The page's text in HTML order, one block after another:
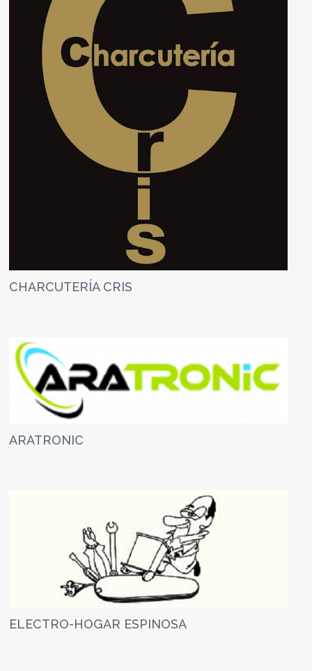
CHARCUTERÍA CRIS
ARATRONIC
ELECTRO-HOGAR ESPINOSA